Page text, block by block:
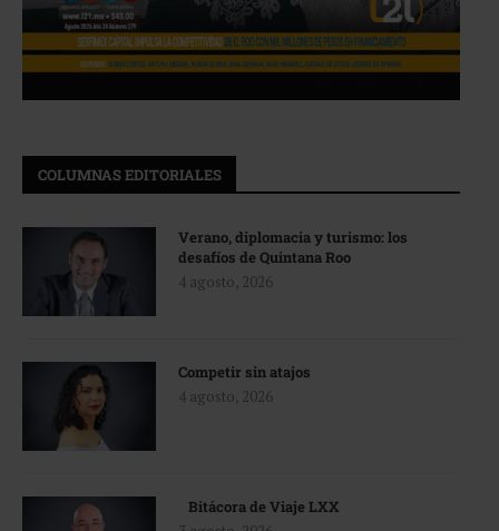
COLUMNAS EDITORIALES
Verano, diplomacia y turismo: los
desafíos de Quintana Roo
4 agosto, 2026
Competir sin atajos
4 agosto, 2026
Bitácora de Viaje LXX